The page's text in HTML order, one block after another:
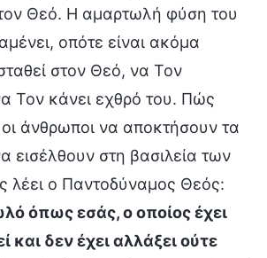
Θεό. Η αμαρτωλή φύση του
οπότε είναι ακόμα
στον Θεό, να Τον
Τον κάνει εχθρό του. Πώς
άνθρωποι να αποκτήσουν τα
εισέλθουν στη βασιλεία των
ο Παντοδύναμος Θεός:
όπως εσάς, ο οποίος έχει
και δεν έχει αλλάξει ούτε